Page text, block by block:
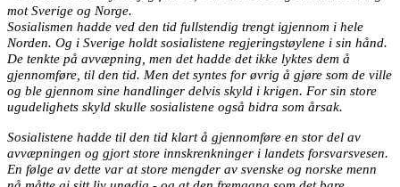
mot Sverige og Norge.
Sosialismen hadde ved den tid fullstendig trengt igjennom i hele
Norden. Og i Sverige holdt sosialistene regjeringstøylene i sin hånd.
De tenkte på avvæpning, men det hadde det ikke lyktes dem å
gjennomføre, til den tid. Men det syntes for øvrig å gjøre som de ville
og ble gjennom sine handlinger delvis skyld i krigen. For sin store
ugudelighets skyld skulle sosialistene også bidra som årsak.
Sosialistene hadde til den tid klart å gjennomføre en stor del av
avvæpningen og gjort store innskrenkninger i landets forsvarsvesen.
En følge av dette var at store mengder av svenske og norske menn